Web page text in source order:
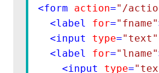
<form action="/
<label for="fname"
<input type="text"
<label for="lname"
<input type=